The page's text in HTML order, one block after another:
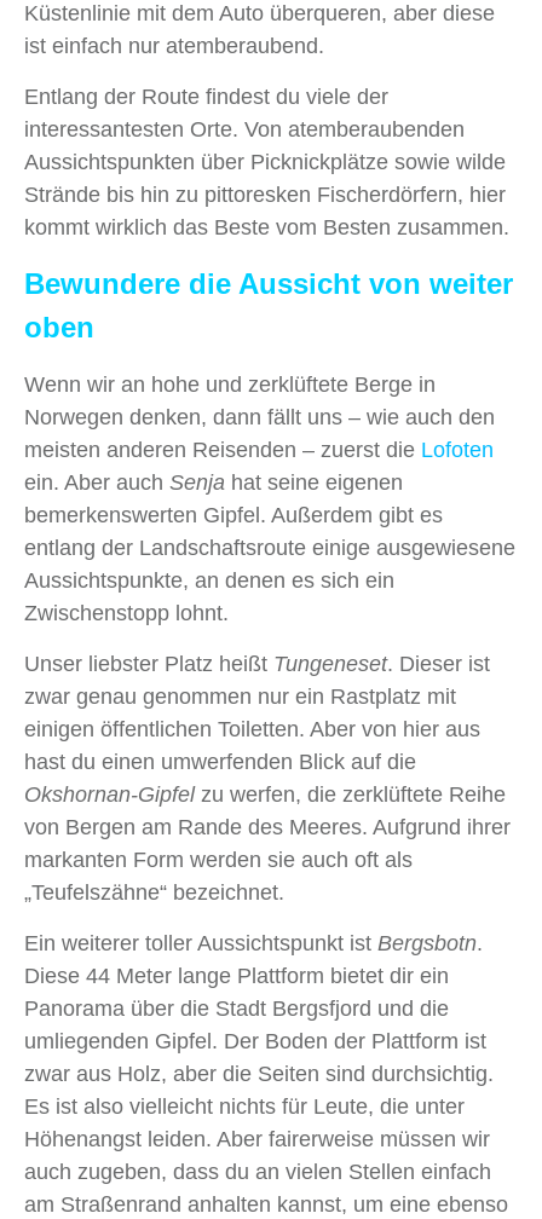
Küstenlinie mit dem Auto überqueren, aber diese
ist einfach nur atemberaubend.
Entlang der Route findest du viele der
interessantesten Orte. Von atemberaubenden
Aussichtspunkten über Picknickplätze sowie wilde
Strände bis hin zu pittoresken Fischerdörfern, hier
kommt wirklich das Beste vom Besten zusammen.
Bewundere die Aussicht von weiter
oben
Wenn wir an hohe und zerklüftete Berge in
Norwegen denken, dann fällt uns – wie auch den
meisten anderen Reisenden – zuerst die Lofoten
ein. Aber auch Senja hat seine eigenen
bemerkenswerten Gipfel. Außerdem gibt es
entlang der Landschaftsroute einige ausgewiesene
Aussichtspunkte, an denen es sich ein
Zwischenstopp lohnt.
Unser liebster Platz heißt Tungeneset. Dieser ist
zwar genau genommen nur ein Rastplatz mit
einigen öffentlichen Toiletten. Aber von hier aus
hast du einen umwerfenden Blick auf die
Okshornan-Gipfelzu werfen, die zerklüftete Reihe
von Bergen am Rande des Meeres. Aufgrund ihrer
markanten Form werden sie auch oft als
„Teufelszähne“ bezeichnet.
Ein weiterer toller Aussichtspunkt ist Bergsbotn.
Diese 44 Meter lange Plattform bietet dir ein
Panorama über die Stadt Bergsfjord und die
umliegenden Gipfel. Der Boden der Plattform ist
zwar aus Holz, aber die Seiten sind durchsichtig.
Es ist also vielleicht nichts für Leute, die unter
Höhenangst leiden. Aber fairerweise müssen wir
auch zugeben, dass du an vielen Stellen einfach
am Straßenrand anhalten kannst, um eine ebenso